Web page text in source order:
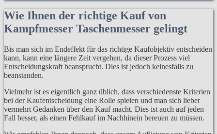
Wie Ihnen der richtige Kauf von
Kampfmesser Taschenmesser gelingt
Bis man sich im Endeffekt für das richtige Kaufobjektiv entscheiden
kann, kann eine längere Zeit vergehen, da dieser Prozess viel
Entscheidungskraft beansprucht. Dies ist jedoch keinesfalls zu
beanstanden.
Vielmehr ist es eigentlich ganz üblich, dass verschiedenste Kriterien
bei der Kaufentscheidung eine Rolle spielen und man sich lieber
vermehrt Gedanken über den Kauf macht. Dies ist auch auf jeden
Fall besser, als einen Fehlkauf im Nachhinein bereuen zu müssen.